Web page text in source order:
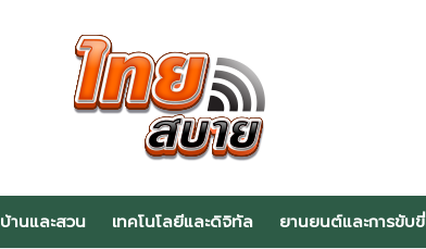
บ้านและสวน เทคโนโลยีและดิจิทัล ยานยนต์และการขับขี่